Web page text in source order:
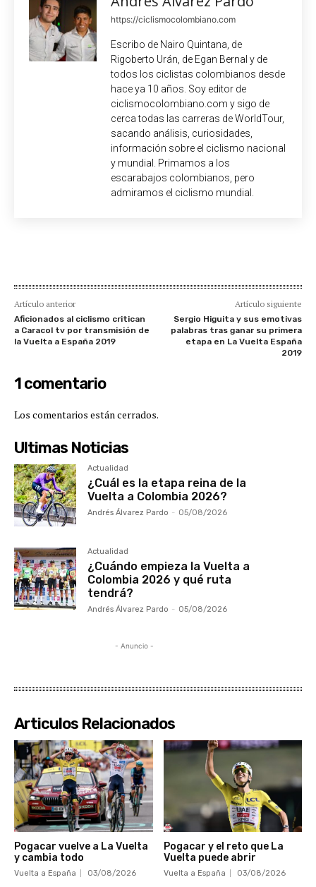
https://ciclismocolombiano.com
Escribo de Nairo Quintana, de
Rigoberto Urán, de Egan Bernal y de
todos los ciclistas colombianos desde
hace ya 10 años. Soy editor de
ciclismocolombiano.com y sigo de
cerca todas las carreras de WorldTour,
sacando análisis, curiosidades,
información sobre el ciclismo nacional
y mundial. Primamos a los
escarabajos colombianos, pero
admiramos el ciclismo mundial.
Artículo anterior
Aficionados al ciclismo critican
a Caracol tv por transmisión de
la Vuelta a España 2019
Artículo siguiente
Sergio Higuita y sus emotivas
palabras tras ganar su primera
etapa en La Vuelta España
2019
1 comentario
Los comentarios están cerrados.
Ultimas Noticias
Actualidad
¿Cuál es la etapa reina de la
Vuelta a Colombia 2026?
Andrés Álvarez Pardo - 05/08/2026
Actualidad
¿Cuándo empieza la Vuelta a
Colombia 2026 y qué ruta
tendrá?
Andrés Álvarez Pardo - 05/08/2026
- Anuncio -
Articulos Relacionados
Pogacar vuelve a La Vuelta
y cambia todo
Vuelta a España 03/08/2026
Pogacar y el reto que La
Vuelta puede abrir
Vuelta a España 03/08/2026